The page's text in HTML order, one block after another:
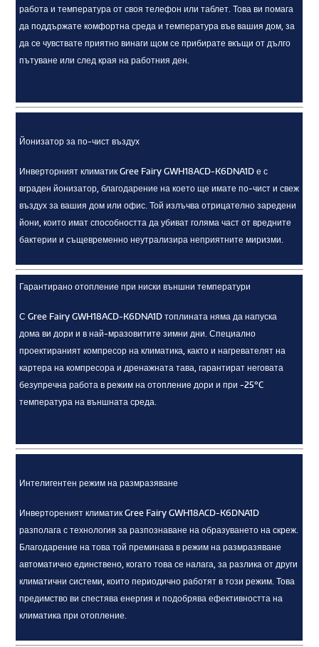
работа и температура от своя телефон или таблет. Това ви помага
да поддържате комфортна среда и температура във вашия дом, за
да се чувствате приятно винаги щом се прибирате вкъщи от дълго
пътуване или след края на работния ден.
Йонизатор за по-чист въздух
Инверторният климатик Gree Fairy GWH18ACD-K6DNA1D е с
вграден йонизатор, благодарение на което ще имате по-чист и свеж
въздух за вашия дом или офис. Той излъчва отрицателно заредени
йони, които имат способността да убиват голяма част от вредните
бактерии и същевременно неутрализира неприятните миризми.
Гарантирано отопление при ниски външни температури
С Gree Fairy GWH18ACD-K6DNA1D топлината няма да напуска
дома ви дори и в най-мразовитите зимни дни. Специално
проектираният компресор на климатика, както и нагревателят на
картера на компресора и дренажната тава, гарантират неговата
безупречна работа в режим на отопление дори и при -25°C
температура на външната среда.
Интелигентен режим на размразяване
Инвертореният климатик Gree Fairy GWH18ACD-K6DNA1D
разполага с технология за разпознаване на образуването на скреж.
Благодарение на това той преминава в режим на размразяване
автоматично единствено, когато това се налага, за разлика от други
климатични системи, които периодично работят в този режим. Това
предимство ви спестява енергия и подобрява ефективността на
климатика при отопление.